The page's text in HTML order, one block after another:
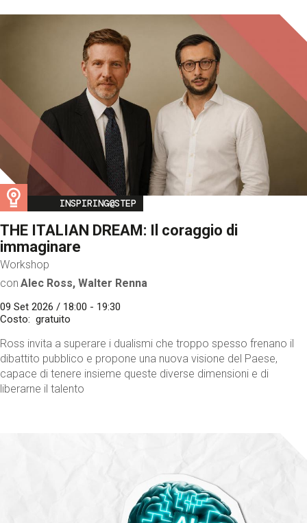
Image
INSPIRING@STEP
THE ITALIAN DREAM: Il coraggio di
immaginare
Workshop
con Alec Ross, Walter Renna
09 Set 2026 / 18:00 - 19:30
Costo
gratuito
Ross invita a superare i dualismi che troppo spesso frenano il
dibattito pubblico e propone una nuova visione del Paese,
capace di tenere insieme queste diverse dimensioni e di
liberarne il talento